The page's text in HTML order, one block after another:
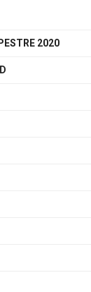
2020